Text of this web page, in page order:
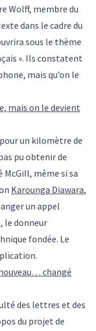
Wolff, membre du
dans le cadre du
sous le thème
». Ils constatent
mais qu’on le
mais on le devient
un kilomètre de
pu obtenir de
même si sa
Karounga Diawara,
un appel
le donneur
fondée. Le
nouveau… changé
des lettres et des
du projet de